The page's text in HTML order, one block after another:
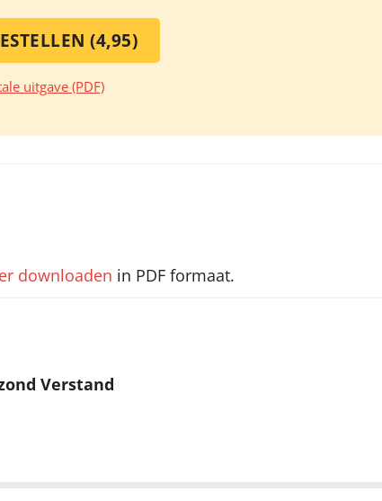
(4,95)
uitgave (PDF)
downloaden in PDF formaat.
Verstand